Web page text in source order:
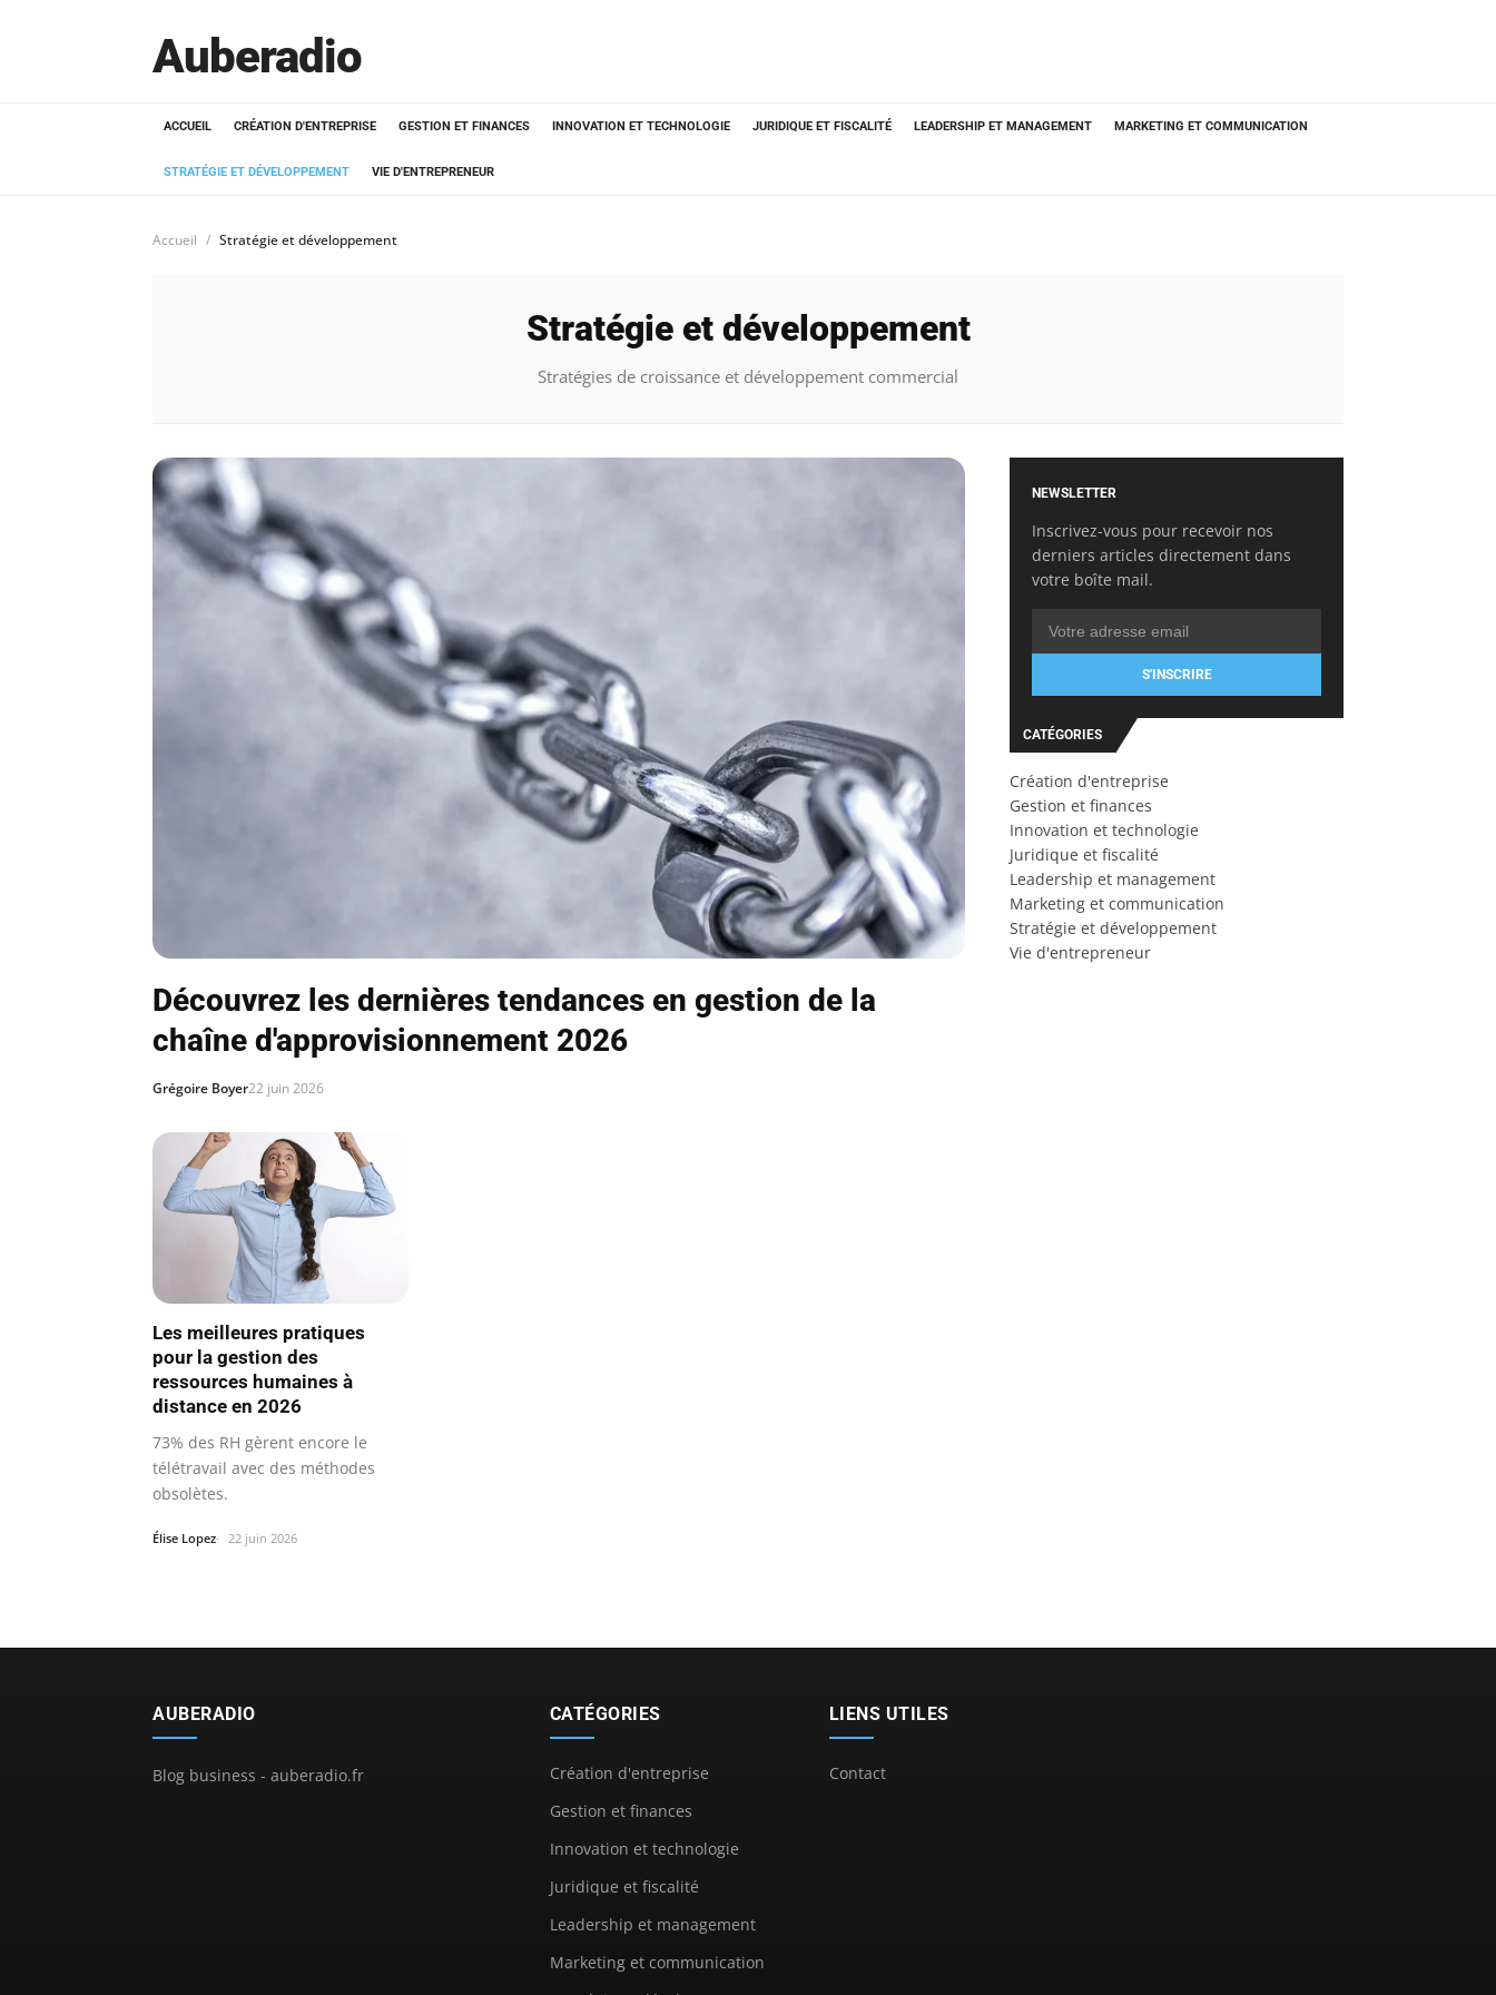
Auberadio
ACCUEIL CRÉATION D'ENTREPRISE GESTION ET FINANCES INNOVATION ET TECHNOLOGIE JURIDIQUE ET FISCALITÉ LEADERSHIP ET MANAGEMENT MARKETING ET COMMUNICATION
STRATÉGIE ET DÉVELOPPEMENT VIE D'ENTREPRENEUR
Accueil Stratégie et développement
Stratégie et développement
Stratégies de croissance et développement commercial
Découvrez les dernières tendances en gestion de la
chaîne d'approvisionnement 2026
Grégoire Boyer22 juin 2026
Les meilleures pratiques
pour la gestion des
ressources humaines à
distance en 2026
73% des RH gèrent encore le
télétravail avec des méthodes
obsolètes.
Élise Lopez 22 juin 2026
NEWSLETTER
Inscrivez-vous pour recevoir nos
derniers articles directement dans
votre boîte mail.
S'INSCRIRE
CATÉGORIES
Création d'entreprise
Gestion et finances
Innovation et technologie
Juridique et fiscalité
Leadership et management
Marketing et communication
Stratégie et développement
Vie d'entrepreneur
AUBERADIO
Blog business - auberadio.fr
CATÉGORIES
Création d'entreprise
Gestion et finances
Innovation et technologie
Juridique et fiscalité
Leadership et management
Marketing et communication
LIENS UTILES
Contact